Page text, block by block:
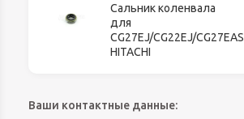
Сальник коленвала
для
CG27EJ/CG22EJ/CG27EAS
HITACHI
Ваши контактные данные: